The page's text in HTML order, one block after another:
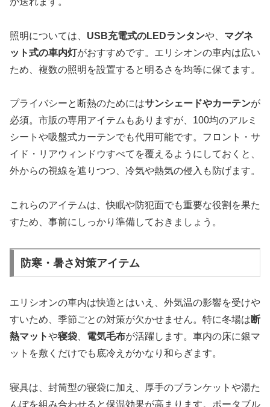
照明については、 USB充電式のLEDランタンや、 マグネ
ット式の車内灯がおすすめです。エリシオンの車内は広い
ため、複数の照明を設置すると明るさを均等に保てます。
プライバシーと断熱のためにはサンシェードやカーテンが
必須。市販の専用アイテムもありますが、100均のアルミ
シートや吸盤式カーテンでも代用可能です。フロント・サ
イド・リアウィンドウすべてを覆えるようにしておくと、
外からの視線を遮りつつ、冷気や熱気の侵入も防げます。
これらのアイテムは、快眠や防犯面でも重要な役割を果た
すため、事前にしっかり準備しておきましょう。
防寒・暑さ対策アイテム
エリシオンの車内は快適とはいえ、外気温の影響を受けや
すいため、季節ごとの対策が欠かせません。特に冬場は断
熱マットや寝袋 電気毛布が活躍します。車内の床に銀マ
ットを敷くだけでも底冷えがかなり和らぎます。
寝具は、封筒型の寝袋に加え、厚手のブランケットや湯た
んぽを組み合わせると保温効果が高まります。ポータブル